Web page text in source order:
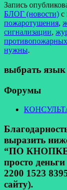
Запись
БЛОГ (новости) с
пожаротушения,
сигнализации,
нужны.
выбрать язык
Форумы
выразить
“ПО
просто
2200 1523
сайту).